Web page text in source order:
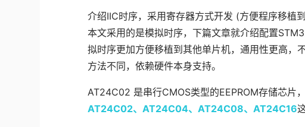
介绍IIC时序，采用寄存器方式开发 (方便程序移植
本文采用的是模拟时序，下篇文章就介绍配置
拟时序更加方便移植到其他单片机，通用性更高，
方法不同，依赖硬件本身支持。
AT24C02 是串行CMOS类型的EEPROM存储芯片
AT24C02、AT24C04、AT24C08、AT24C16